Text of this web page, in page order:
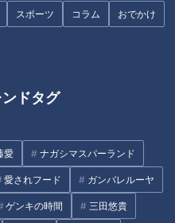
スポーツ コラム おでかけ
ンドタグ
愛 ナガシマスパーランド
愛されフード ガンバレルーヤ
ゲンキの時間 三田悠貴
アイドルグループ・SKE48
ある。今も残っている古い隧
をご案内したい」
418号）にある、渡邊さんお
戦前に造られ、岐阜県の中で